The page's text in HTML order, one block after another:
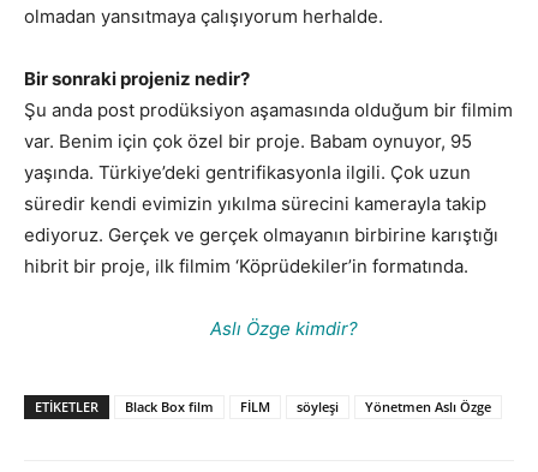
olmadan yansıtmaya çalışıyorum herhalde.
Bir sonraki projeniz nedir?
Şu anda post prodüksiyon aşamasında olduğum bir filmim
var. Benim için çok özel bir proje. Babam oynuyor, 95
yaşında. Türkiye’deki gentrifikasyonla ilgili. Çok uzun
süredir kendi evimizin yıkılma sürecini kamerayla takip
ediyoruz. Gerçek ve gerçek olmayanın birbirine karıştığı
hibrit bir proje, ilk filmim ‘Köprüdekiler’in formatında.
Aslı Özge kimdir?
ETIKETLER Black Box film FİLM söyleşi Yönetmen Aslı Özge